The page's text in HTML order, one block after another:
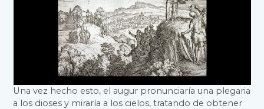
Una vez hecho esto, el augur pronunciaría una plegaria
a los dioses y miraría a los cielos, tratando de obtener